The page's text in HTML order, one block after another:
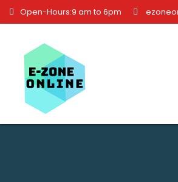
Skip to content
Open-Hours:9 am to 6pm